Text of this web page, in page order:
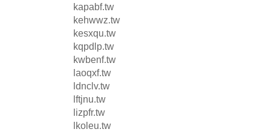
kapabf.tw
kehwwz.tw
kesxqu.tw
kqpdlp.tw
kwbenf.tw
laoqxf.tw
ldnclv.tw
lftjnu.tw
lizpfr.tw
lkoleu.tw